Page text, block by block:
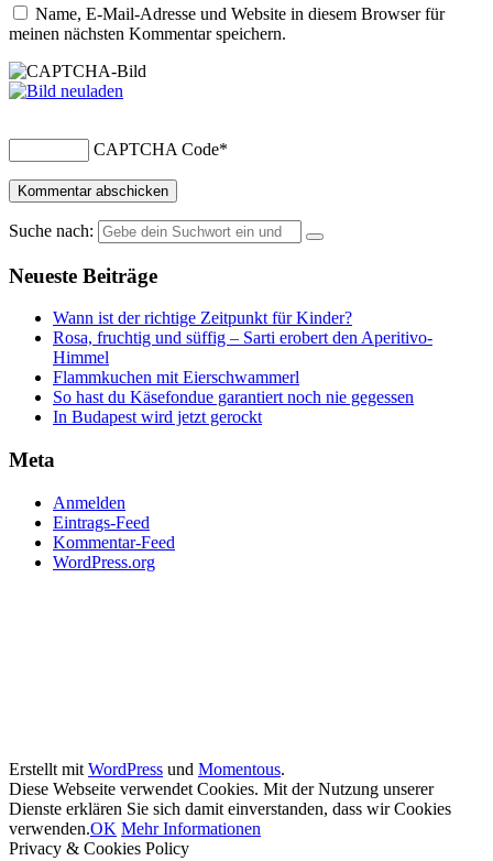
Name, E-Mail-Adresse und Website in diesem Browser für
meinen nächsten Kommentar speichern.
CAPTCHA Code*
Suche nach:
Neueste Beiträge
Wann ist der richtige Zeitpunkt für Kinder?
Rosa, fruchtig und süffig – Sarti erobert den Aperitivo-
Himmel
Flammkuchen mit Eierschwammerl
So hast du Käsefondue garantiert noch nie gegessen
In Budapest wird jetzt gerockt
Meta
Anmelden
Eintrags-Feed
Kommentar-Feed
WordPress.org
Erstellt mit WordPress und Momentous.
Diese Webseite verwendet Cookies. Mit der Nutzung unserer
Dienste erklären Sie sich damit einverstanden, dass wir Cookies
verwenden.OK Mehr Informationen
Privacy & Cookies Policy